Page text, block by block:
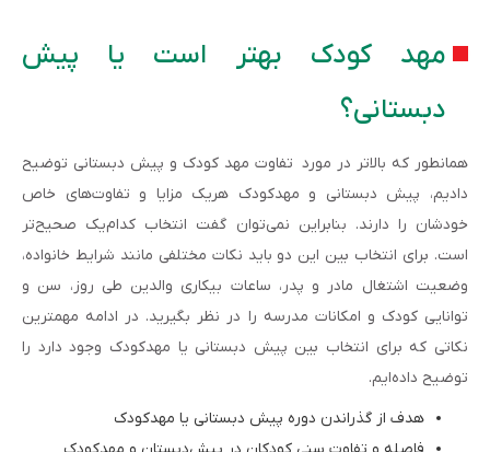
مهد کودک بهتر است یا پیش
دبستانی؟
همانطور که بالاتر در مورد تفاوت مهد کودک و پیش دبستانی توضیح
دادیم، پیش دبستانی و مهدکودک هریک مزایا و تفاوت‌های خاص
خودشان را دارند. بنابراین نمی‌توان گفت انتخاب کدام‌یک صحیح‌تر
است. برای انتخاب بین این دو باید نکات مختلفی مانند شرایط خانواده،
وضعیت اشتغال مادر و پدر، ساعات بیکاری والدین طی روز، سن و
توانایی کودک و امکانات مدرسه را در نظر بگیرید. در ادامه مهمترین
نکاتی که برای انتخاب بین پیش دبستانی یا مهدکودک وجود دارد را
توضیح داده‌ایم.
هدف از گذراندن دوره پیش دبستانی یا مهدکودک